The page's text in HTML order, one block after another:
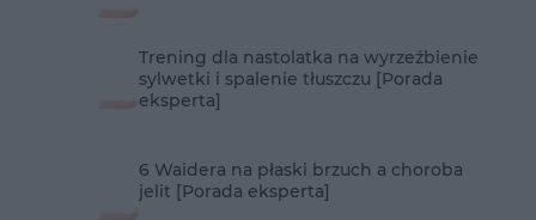
Trening dla nastolatka na wyrzeźbienie
sylwetki i spalenie tłuszczu [Porada
eksperta]
6 Waidera na płaski brzuch a choroba
jelit [Porada eksperta]